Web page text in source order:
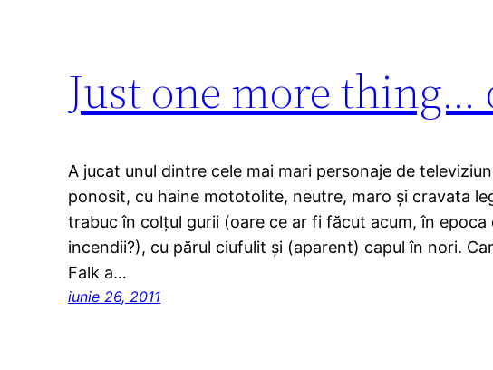
Just one more thing…
A jucat unul dintre cele mai mari personaje de
ponosit, cu haine mototolite, neutre, maro şi cravata
trabuc în colţul gurii (oare ce ar fi făcut acum, în
incendii?), cu părul ciufulit şi (aparent) capul în nori.
Falk a…
iunie 26, 2011